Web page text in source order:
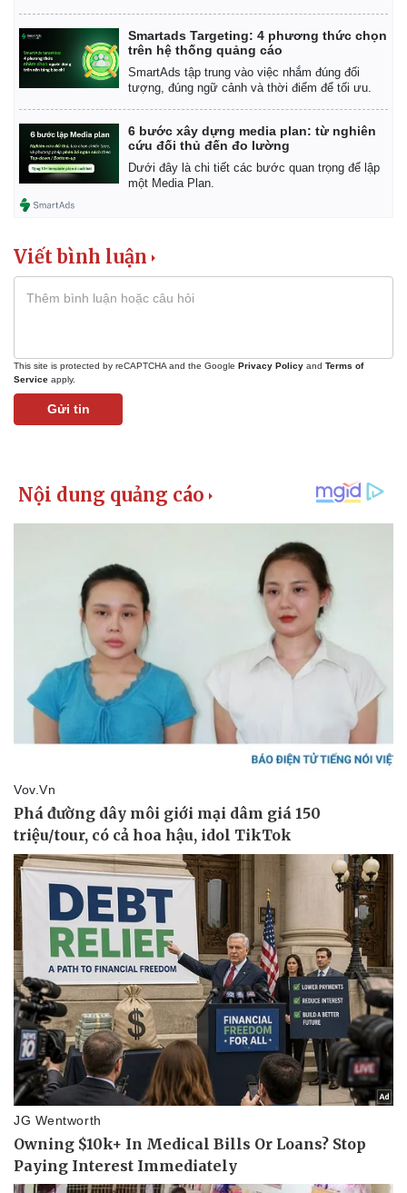
Thể thao
Bóng đá
Lịch thi đấu bóng đá
Thế giới thể thao
eSports
Hậu trường
Ô tô - Xe máy
Ô tô
Xe máy
Tư vấn
Smartads Targeting: 4 phương thức chọn
trên hệ thống quảng cáo
SmartAds tập trung vào việc nhắm đúng đối
tượng, đúng ngữ cảnh và thời điểm để tối ưu.
6 bước xây dựng media plan: từ nghiên
cứu đối thủ đến đo lường
Dưới đây là chi tiết các bước quan trọng để lập
một Media Plan.
Viết bình luận
This site is protected by reCAPTCHA and the Google Privacy Policy and Terms of
Service apply.
Gửi tin